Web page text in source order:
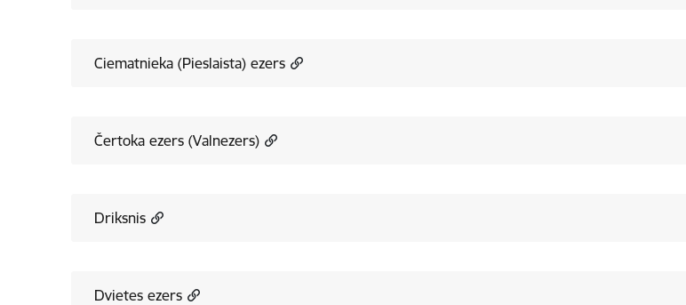
Ciematnieka (Pieslaista) ezers
Čertoka ezers (Valnezers)
Driksnis
Dvietes ezers